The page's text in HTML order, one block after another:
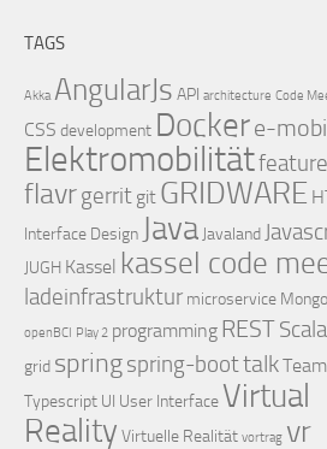
TAGS
Akka AngularJs API architecture Code
CSS development Dockere-
Elektromobilität
flavrgerrit git GRIDWARE
Interface Design Java Javaland
JUGH Kassel kassel code
ladeinfrastruktur microservice
openBCI Play 2 programming RESTScala
grid springspring-boottalkTeam
Typescript UI User Interface Virtual
Reality Virtuelle Realität vortrag vr